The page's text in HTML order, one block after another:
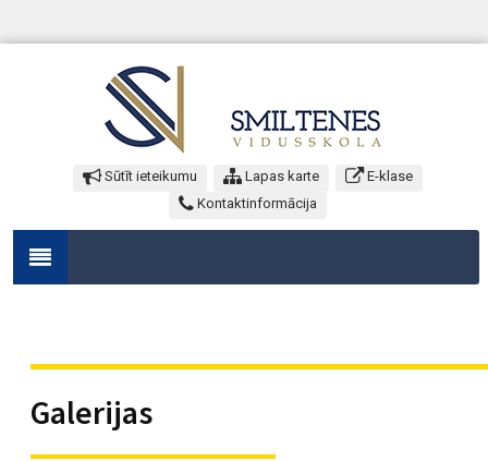
Sūtīt ieteikumu Lapas karte
E-klase
Kontaktinformācija
Galerijas